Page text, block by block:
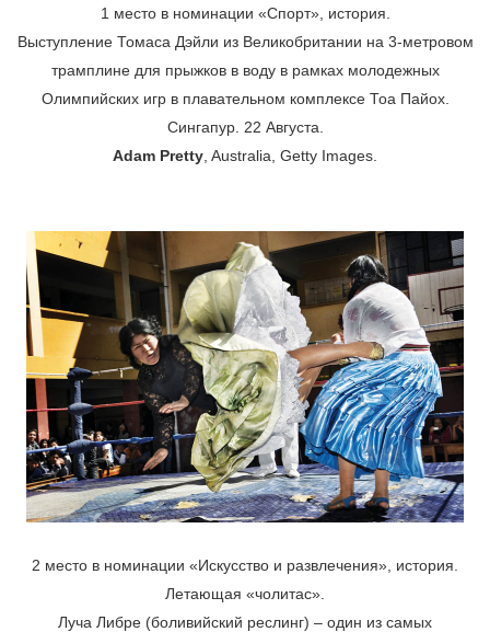
1 место в номинации «Спорт», история.
Выступление Томаса Дэйли из Великобритании на 3-метровом
трамплине для прыжков в воду в рамках молодежных
Олимпийских игр в плавательном комплексе Тоа Пайох.
Сингапур. 22 Августа.
Adam Pretty , Australia, Getty Images.
2 место в номинации «Искусство и развлечения», история.
Летающая «чолитас».
Луча Либре (боливийский реслинг) – один из самых